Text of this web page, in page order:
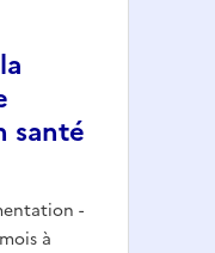
santé
-
à